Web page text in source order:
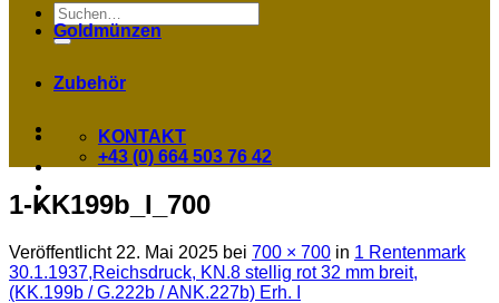
Suchen
nach:
Goldmünzen
Zubehör
KONTAKT
+43 (0) 664 503 76 42
1-KK199b_I_700
Veröffentlicht 22. Mai 2025 bei 700 × 700 in 1 Rentenmark
30.1.1937,Reichsdruck, KN.8 stellig rot 32 mm breit,
(KK.199b / G.222b / ANK.227b) Erh. I